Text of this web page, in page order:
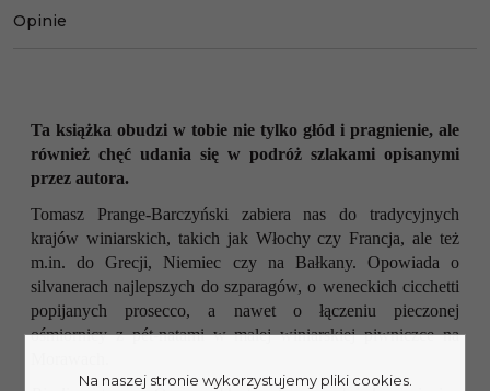
Opinie
Ta książka obudzi w tobie nie tylko głód i pragnienie, ale
również chęć udania się w podróż szlakami opisanymi
przez autora.
Tomasz Prange-Barczyński zabiera nas do tradycyjnych
krajów winiarskich, takich jak Włochy czy Francja, ale też
m.in. do Grecji, Niemiec czy na Bałkany. Opowiada o
silvanerach najlepszych do szparagów, o weneckich cicchetti
popijanych prosecco, a nawet o łączeniu pieczonej
ośmiornicy z pét-natami w małej winiarskiej piwniczce na
Na naszej stronie wykorzystujemy pliki cookies.